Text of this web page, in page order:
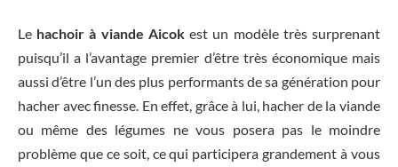
Le hachoir à viande Aicokest un modèle très surprenant
puisqu’il a l’avantage premier d’être très économique mais
aussi d’être l’un des plus performants de sa génération pour
hacher avec finesse. En effet, grâce à lui, hacher de la viande
ou même des légumes ne vous posera pas le moindre
problème que ce soit, ce qui participera grandement à vous